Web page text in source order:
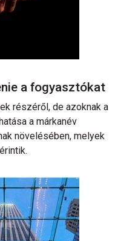
a fogyasztókat
részéről, de azoknak a
a márkanév
növelésében, melyek